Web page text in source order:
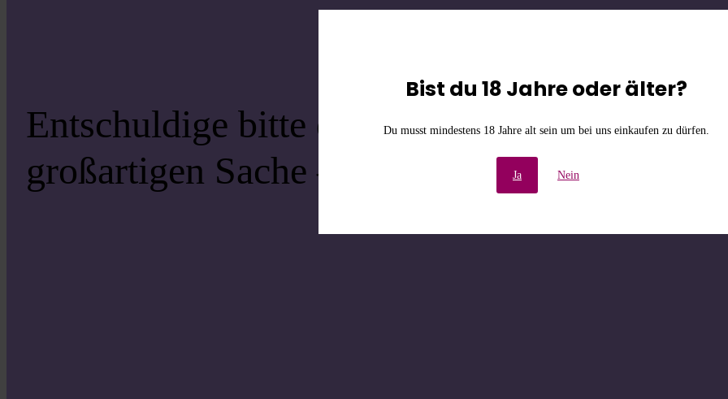
Bist du 18 Jahre oder älter?
Du musst mindestens 18 Jahre alt sein um bei uns einkaufen zu dürfen.
Ja Nein
Entschuldige bitte die Unannehmlichkeiten!
großartigen Sache – schau bald wieder vorbei!